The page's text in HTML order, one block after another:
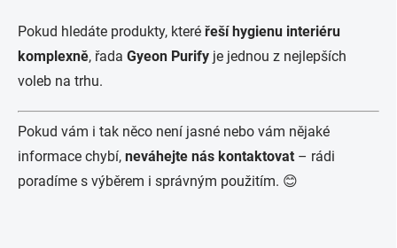
Pokud hledáte produkty, které řeší hygienu interiéru
komplexně, řada Gyeon Purify je jednou z nejlepších
voleb na trhu.
Pokud vám i tak něco není jasné nebo vám nějaké
informace chybí, neváhejte nás kontaktovat – rádi
poradíme s výběrem i správným použitím. 😊